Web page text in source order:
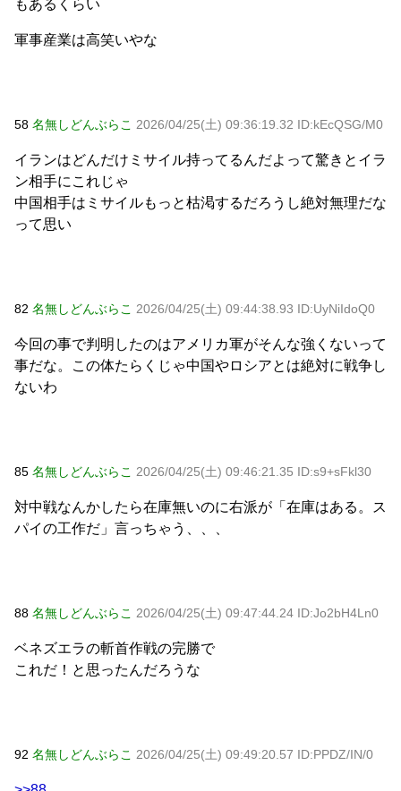
もあるくらい
軍事産業は高笑いやな
58 名無しどんぶらこ 2026/04/25(土) 09:36:19.32 ID:kEcQSG/M0
イランはどんだけミサイル持ってるんだよって驚きとイラ
ン相手にこれじゃ
中国相手はミサイルもっと枯渇するだろうし絶対無理だな
って思い
82 名無しどんぶらこ 2026/04/25(土) 09:44:38.93 ID:UyNiIdoQ0
今回の事で判明したのはアメリカ軍がそんな強くないって
事だな。この体たらくじゃ中国やロシアとは絶対に戦争し
ないわ
85 名無しどんぶらこ 2026/04/25(土) 09:46:21.35 ID:s9+sFkl30
対中戦なんかしたら在庫無いのに右派が「在庫はある。ス
パイの工作だ」言っちゃう、、、
88 名無しどんぶらこ 2026/04/25(土) 09:47:44.24 ID:Jo2bH4Ln0
ベネズエラの斬首作戦の完勝で
これだ！と思ったんだろうな
92 名無しどんぶらこ 2026/04/25(土) 09:49:20.57 ID:PPDZ/IN/0